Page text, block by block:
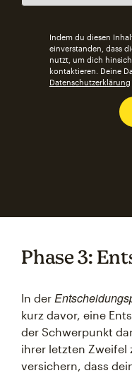
Indem du diesen
einverstanden, dass
nutzt, um dich
kontaktieren. Deine
Datenschutzerklärung
Phase 3:
In der
kurz davor, eine
der Schwerpunkt
ihrer letzten Zweifel
versichern, dass